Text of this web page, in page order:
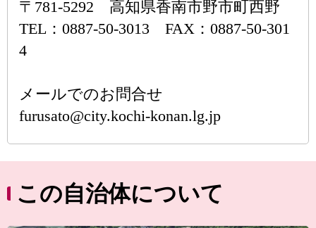
〒781-5292 高知県香南市野市町西野
TEL：0887-50-3013 FAX：0887-50-301
4
メールでのお問合せ
furusato@city.kochi-konan.lg.jp
この自治体について